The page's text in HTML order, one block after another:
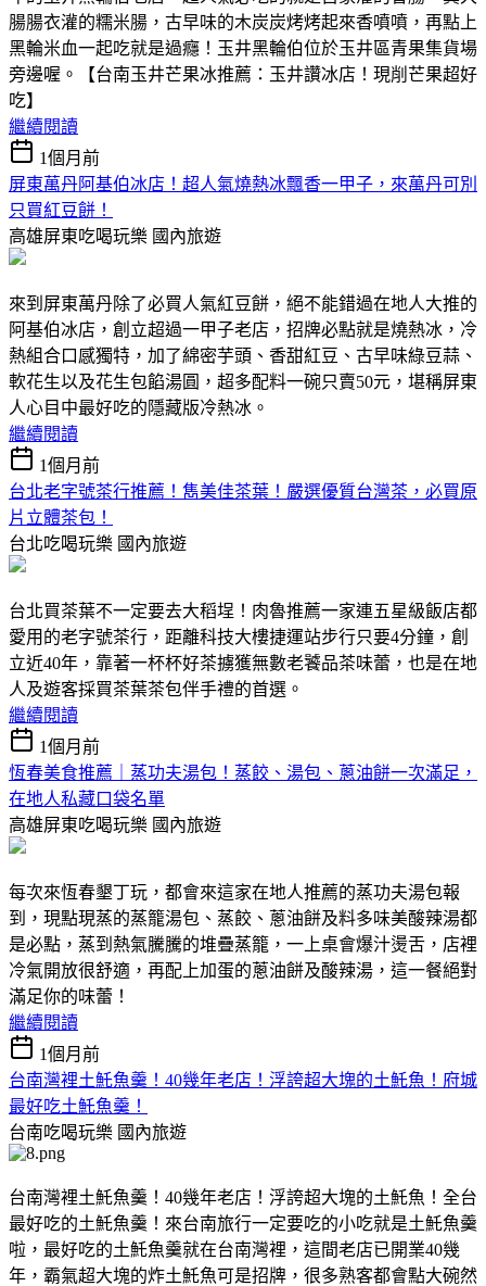
腸腸衣灌的糯米腸，古早味的木炭炭烤烤起來香噴噴，再點上
黑輪米血一起吃就是過癮！玉井黑輪伯位於玉井區青果集貨場
旁邊喔。【台南玉井芒果冰推薦：玉井讚冰店！現削芒果超好
吃】
繼續閱讀
1個月前
屏東萬丹阿基伯冰店！超人氣燒熱冰飄香一甲子，來萬丹可別
只買紅豆餅！
高雄屏東吃喝玩樂 國內旅遊
來到屏東萬丹除了必買人氣紅豆餅，絕不能錯過在地人大推的
阿基伯冰店，創立超過一甲子老店，招牌必點就是燒熱冰，冷
熱組合口感獨特，加了綿密芋頭、香甜紅豆、古早味綠豆蒜、
軟花生以及花生包餡湯圓，超多配料一碗只賣50元，堪稱屏東
人心目中最好吃的隱藏版冷熱冰。
繼續閱讀
1個月前
台北老字號茶行推薦！雋美佳茶葉！嚴選優質台灣茶，必買原
片立體茶包！
台北吃喝玩樂 國內旅遊
台北買茶葉不一定要去大稻埕！肉魯推薦一家連五星級飯店都
愛用的老字號茶行，距離科技大樓捷運站步行只要4分鐘，創
立近40年，靠著一杯杯好茶擄獲無數老饕品茶味蕾，也是在地
人及遊客採買茶葉茶包伴手禮的首選。
繼續閱讀
1個月前
恆春美食推薦｜蒸功夫湯包！蒸餃、湯包、蔥油餅一次滿足，
在地人私藏口袋名單
高雄屏東吃喝玩樂 國內旅遊
每次來恆春墾丁玩，都會來這家在地人推薦的蒸功夫湯包報
到，現點現蒸的蒸籠湯包、蒸餃、蔥油餅及料多味美酸辣湯都
是必點，蒸到熱氣騰騰的堆疊蒸籠，一上桌會爆汁燙舌，店裡
冷氣開放很舒適，再配上加蛋的蔥油餅及酸辣湯，這一餐絕對
滿足你的味蕾！
繼續閱讀
1個月前
台南灣裡土魠魚羹！40幾年老店！浮誇超大塊的土魠魚！府城
最好吃土魠魚羹！
台南吃喝玩樂 國內旅遊
台南灣裡土魠魚羹！40幾年老店！浮誇超大塊的土魠魚！全台
最好吃的土魠魚羹！來台南旅行一定要吃的小吃就是土魠魚羹
啦，最好吃的土魠魚羹就在台南灣裡，這間老店已開業40幾
年，霸氣超大塊的炸土魠魚可是招牌，很多熟客都會點大碗然